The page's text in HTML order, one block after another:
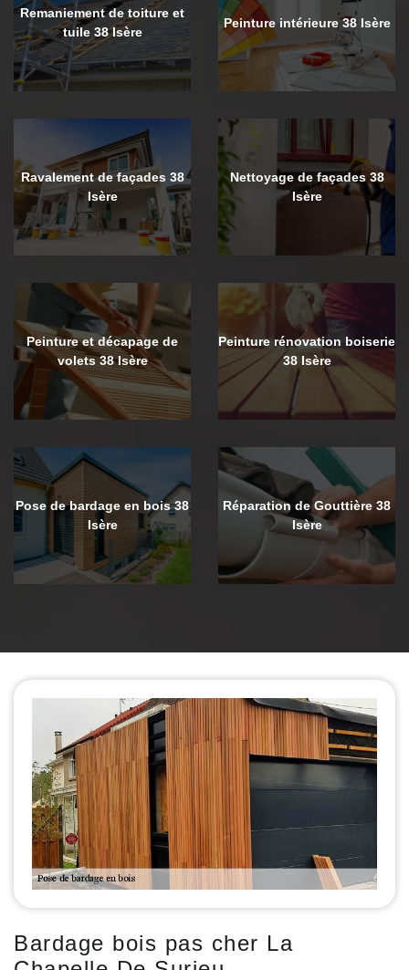
Remaniement de toiture et
tuile 38 Isère
Peinture intérieure 38 Isère
Ravalement de façades 38
Isère
Nettoyage de façades 38
Isère
Peinture et décapage de
volets 38 Isère
Peinture rénovation boiserie
38 Isère
Pose de bardage en bois 38
Isère
Réparation de Gouttière 38
Isère
Bardage bois pas cher La